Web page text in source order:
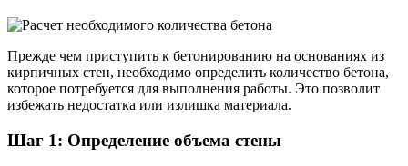
Прежде чем приступить к бетонированию на основаниях из
кирпичных стен, необходимо определить количество бетона,
которое потребуется для выполнения работы. Это позволит
избежать недостатка или излишка материала.
Шаг 1: Определение объема стены